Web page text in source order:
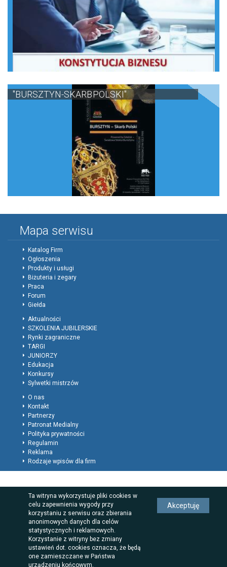
"BURSZTYN-SKARB POLSKI"
Mapa serwisu
Katalog Firm
Ogłoszenia
Produkty i usługi
Biżuteria i zegary
Praca
Forum
Giełda
Aktualności
SZKOLENIA JUBILERSKIE
Rynki zagraniczne
TARGI
JUNIORZY
Edukacja
Konkursy
Sylwetki mistrzów
O nas
Kontakt
Partnerzy
Patronat Medialny
Polityka prywatności
Regulamin
Reklama
Rodzaje wpisów dla firm
Ta witryna wykorzystuje pliki cookies w
celu zapewnienia wygody przy
korzystaniu z serwisu oraz zbierania
anonimowych danych dla celów
statystycznych i reklamowych.
Korzystanie z witryny bez zmiany
ustawień dot. cookies oznacza, że będą
one zamieszczane w Państwa
urządzeniu końcowym.
Akceptuję